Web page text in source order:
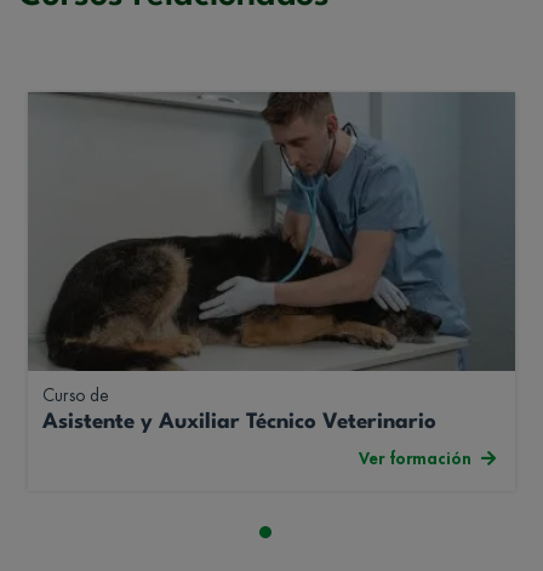
Curso de
Asistente y Auxiliar Técnico Veterinario
Ver formación